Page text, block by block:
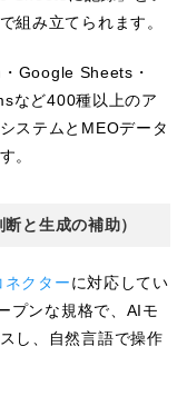
組み立てられます。
Google Sheets・
など400種以上のア
ステムとMEOデータ
。
と生成の補助）
クターに対応してい
プンな規格で、AIモ
し、自然言語で操作